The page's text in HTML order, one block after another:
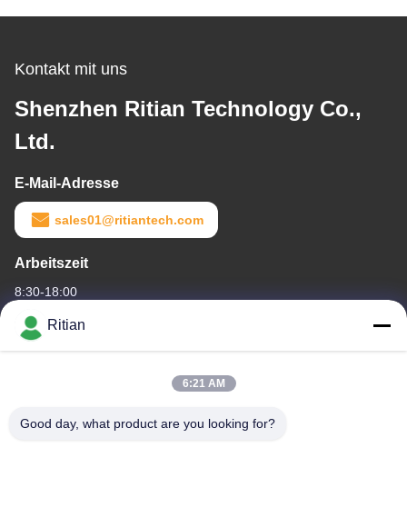
Kontakt mit uns
Shenzhen Ritian Technology Co.,
Ltd.
E-Mail-Adresse
sales01@ritiantech.com
Arbeitszeit
8:30-18:00
Unsere Adresse
Straße No.65 Songnian, Longgang-Bezirk, Shenzhen, China
Ritian
6:21 AM
Good day, what product are you looking for?